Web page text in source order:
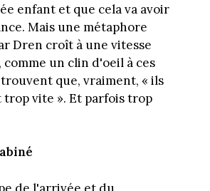
enfant et que cela va avoir
Mais une métaphore
Dren croît à une vitesse
un clin d'oeil à ces
que, vraiment, « ils
trop vite ». Et parfois trop
de l'arrivée et du